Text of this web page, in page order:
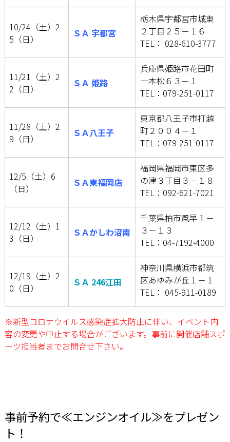
10/24（土）2
5（日）
ＳＡ 宇都宮
栃木県宇都宮市城東
２丁目２５－１６
TEL： 028-610-3777
11/21（土）2
2（日）
ＳＡ 姫路
兵庫県姫路市花田町
一本松６３－１
TEL：079-251-0117
11/28（土）2
9（日）
ＳＡ八王子
東京都八王子市打越
町２００４－１
TEL：079-251-0117
12/5（土）6
（日）
ＳＡ東福岡店
福岡県福岡市東区多
の津３丁目３－１８
TEL：092-621-7021
12/12（土）1
3（日）
ＳＡかしわ沼南
千葉県柏市風早１－
３－１３
TEL：04-7192-4000
12/19（土）2
0（日）
ＳＡ 246江田
神奈川県横浜市都筑
区あゆみが丘１－１
TEL： 045-911-0189
※新型コロナウイルス感染症拡大防止に伴い、イベント内
容の変更や中止する場合がございます。事前に開催店舗スポ
ーツ担当者までお問合せ下さい。
事前予約で≪エンジンオイル≫をプレゼン
ト！